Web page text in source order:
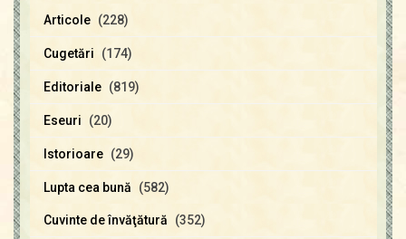
Articole (228)
Cugetări (174)
Editoriale (819)
Eseuri (20)
Istorioare (29)
Lupta cea bună (582)
Cuvinte de învăţătură (352)